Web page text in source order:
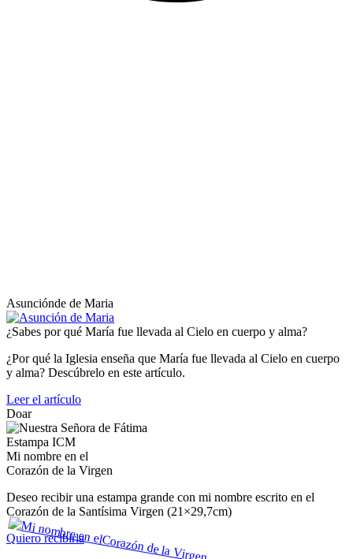
Asunciónde de Maria
¿Sabes por qué María fue llevada al Cielo en cuerpo y alma?
¿Por qué la Iglesia enseña que María fue llevada al Cielo en cuerpo
y alma? Descúbrelo en este artículo.
Leer el artículo
Doar
Estampa ICM
Mi nombre en el
Corazón de la Virgen
Deseo recibir una estampa grande con mi nombre escrito en el
Corazón de la Santísima Virgen (21×29,7cm)
Quiero recibirla